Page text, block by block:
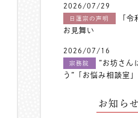
2026/07/29
日蓮宗の声明
「
お見舞い
2026/07/16
宗務院
”お坊さん
う”「お悩み相談室
お知ら